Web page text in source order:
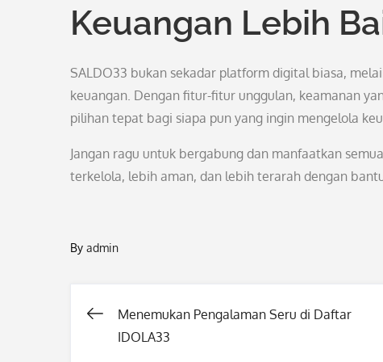
Keuangan Lebih
SALDO33 bukan sekadar platform digital biasa,
keuangan. Dengan fitur-fitur unggulan, keamanan
pilihan tepat bagi siapa pun yang ingin mengelola
Jangan ragu untuk bergabung dan manfaatkan
terkelola, lebih aman, dan lebih terarah dengan
By admin
Post
Menemukan Pengalaman Seru di Daftar
IDOLA33